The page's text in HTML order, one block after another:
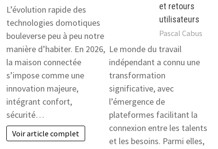
L’évolution rapide des
technologies domotiques
bouleverse peu à peu notre
manière d’habiter. En 2026,
la maison connectée
s’impose comme une
innovation majeure,
intégrant confort,
sécurité…
Voir article complet
et retours
utilisateurs
Pascal Cabus
Le monde du travail
indépendant a connu une
transformation
significative, avec
l’émergence de
plateformes facilitant la
connexion entre les talents
et les besoins. Parmi elles,